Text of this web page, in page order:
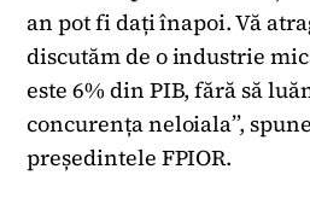
an pot fi dați înapoi. Vă
discutăm de o industrie
este 6% din PIB, fără să
concurența neloiala”,
președintele FPIOR.